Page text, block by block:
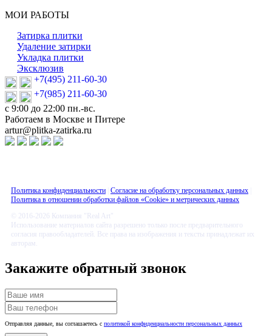
МОИ РАБОТЫ
Затирка плитки
Удаление затирки
Укладка плитки
Эксклюзив
+7(495) 211-60-30
+7(985) 211-60-30
с 9:00 до 22:00 пн.-вс.
Работаем в Москве и Питере
artur@plitka-zatirka.ru
Политика конфиденциальности Согласие на обработку персональных данных
Политика в отношении обработки файлов «Cookie» и метрических данных
© 2016-2026 Компания "Real Art"
Использование материалов сайта разрешено только после предварительного
согласия правообладателей. Все права на изображения и тексты принадлежат их
авторам.
Закажите обратный звонок
Отправляя данные, вы соглашаетесь с политикой конфиденциальности персональных данных